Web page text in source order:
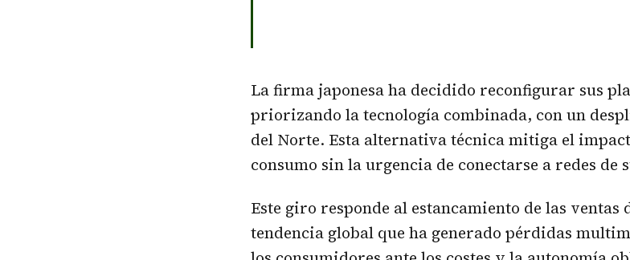
La firma japonesa ha decidido reconfigurar sus
priorizando la tecnología combinada, con un
del Norte. Esta alternativa técnica mitiga el
consumo sin la urgencia de conectarse a redes de
Este giro responde al estancamiento de las
tendencia global que ha generado pérdidas